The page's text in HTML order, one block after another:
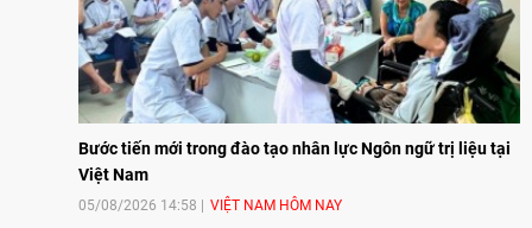
Bước tiến mới trong đào tạo nhân lực Ngôn ngữ trị liệu tại
Việt Nam
05/08/2026 14:58 VIỆT NAM HÔM NAY